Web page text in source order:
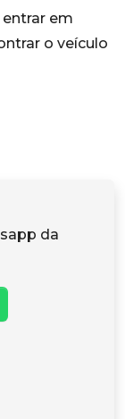
em
o veículo
da